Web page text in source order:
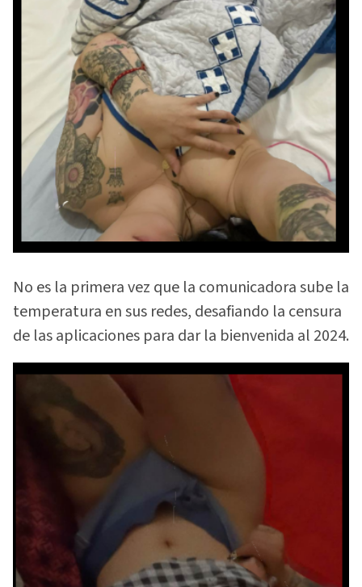
No es la primera vez que la comunicadora sube la
temperatura en sus redes, desafiando la censura
de las aplicaciones para dar la bienvenida al 2024.